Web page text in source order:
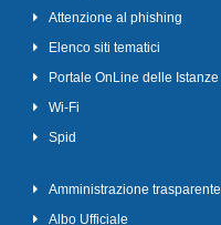
Attenzione al phishing
Elenco siti tematici
Portale OnLine delle Istanze
Wi-Fi
Spid
Amministrazione trasparente
Albo Ufficiale